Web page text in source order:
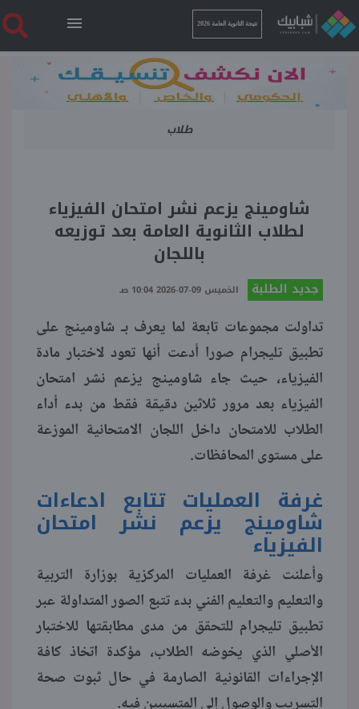
نتيجة الثانوية العامة 2026
الرئيسية
نتيجة الثانوية العامة 2026
فنجان قهوة
بوابة الطلبة
ملفات
منوعات
طلاب
شاومينج يزعم نشر امتحان الفيزياء
لطلاب الثانوية العامة بعد توزيعه
باللجان
جديد الطلبة الخميس 09-07-2026 10:04 صـ
تداولت مجموعات تابعة لما يعرف بـ شاومينج على
تطبيق تليجرام صورا أدعت أنها تعود لاختبار مادة
الفيزياء، حيث جاء شاومينج يزعم نشر امتحان
الفيزياء بعد مرور ثلاثين دقيقة فقط من بدء أداء
الطلاب للامتحان داخل اللجان الامتحانية الموزعة
على مستوى المحافظات.
غرفة العمليات تتابع ادعاءات
شاومينج يزعم نشر امتحان
الفيزياء
وأعلنت غرفة العمليات المركزية بوزارة التربية
والتعليم والتعليم الفني بدء تتبع الصور المتداولة عبر
تطبيق تليجرام للتحقق من مدى مطابقتها للاختبار
الأصلي الذي يخوضه الطلاب، مؤكدة اتخاذ كافة
الإجراءات القانونية الصارمة في حال ثبوت صحة